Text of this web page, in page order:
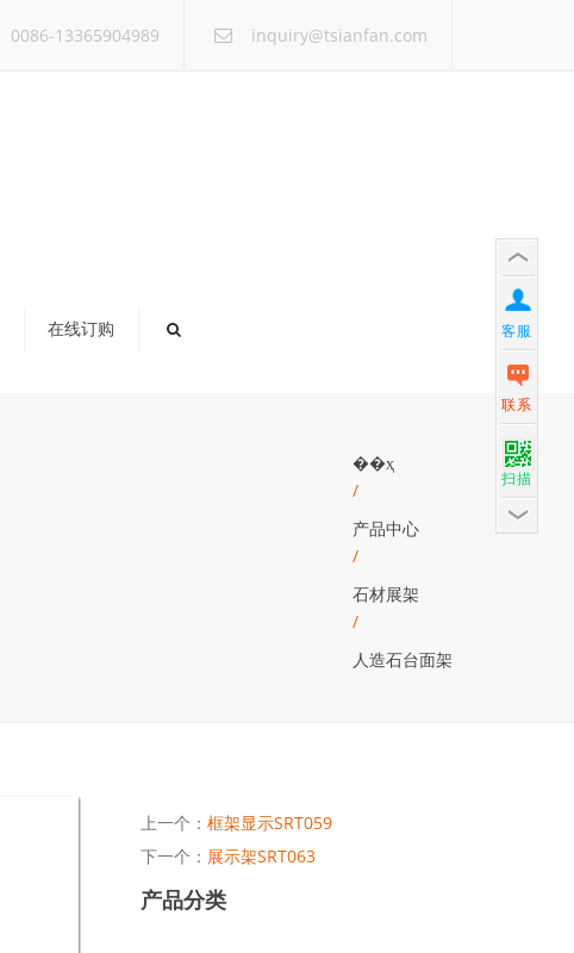
0086-13365904989 inquiry@tsianfan.com
在线订购
��ҳ
/
产品中心
/
石材展架
/
人造石台面架
上一个： 框架显示SRT059
下一个： 展示架SRT063
产品分类
客服
联系
扫描